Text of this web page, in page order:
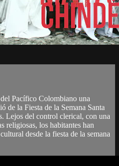
Pacífico Colombiano una
de la Fiesta de la Semana Santa
Lejos del control clerical, con una
religiosas, los habitantes han
desde la fiesta de la semana